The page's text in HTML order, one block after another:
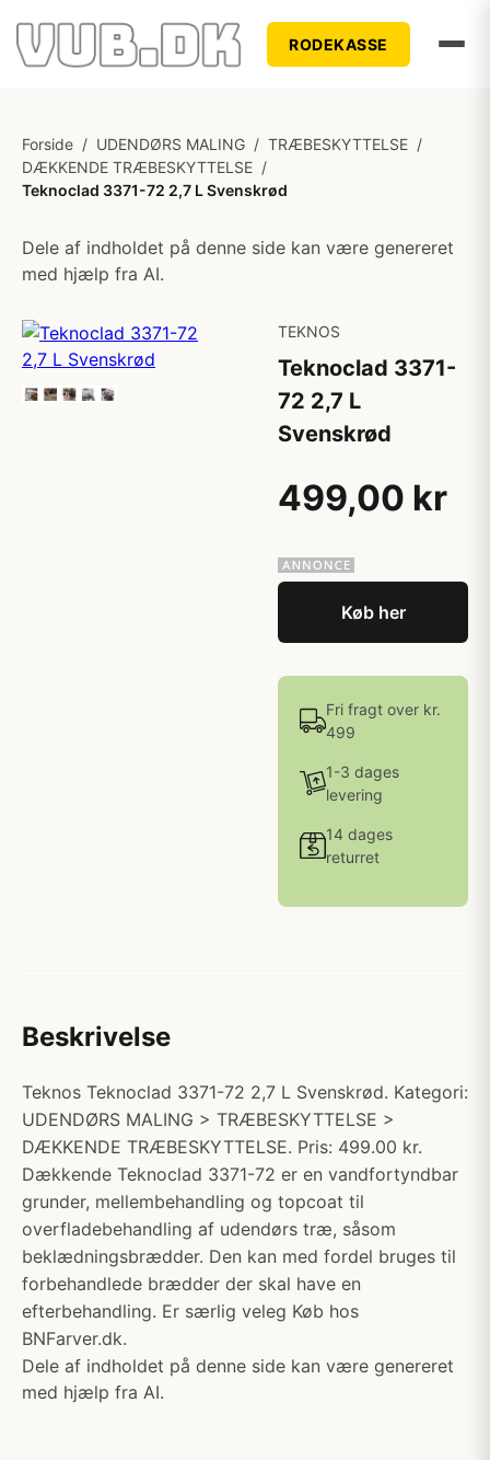
RODEKASSE
Forside / UDENDØRS MALING / TRÆBESKYTTELSE /
DÆKKENDE TRÆBESKYTTELSE /
Teknoclad 3371-72 2,7 L Svenskrød
Dele af indholdet på denne side kan være genereret
med hjælp fra AI.
TEKNOS
Teknoclad 3371-
72 2,7 L
Svenskrød
499,00 kr
Køb her
Fri fragt over kr.
499
1-3 dages
levering
14 dages
returret
Beskrivelse
Teknos Teknoclad 3371-72 2,7 L Svenskrød. Kategori:
UDENDØRS MALING > TRÆBESKYTTELSE >
DÆKKENDE TRÆBESKYTTELSE. Pris: 499.00 kr.
Dækkende Teknoclad 3371-72 er en vandfortyndbar
grunder, mellembehandling og topcoat til
overfladebehandling af udendørs træ, såsom
beklædningsbrædder. Den kan med fordel bruges til
forbehandlede brædder der skal have en
efterbehandling. Er særlig veleg Køb hos
BNFarver.dk.
Dele af indholdet på denne side kan være genereret
med hjælp fra AI.